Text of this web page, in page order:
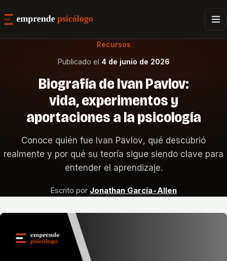
Recursos
Publicado el 4 de junio de 2026
Biografía de Ivan Pavlov:
vida, experimentos y
aportaciones a la psicología
Conoce quién fue Ivan Pavlov, qué descubrió
realmente y por qué su teoría sigue siendo clave para
entender el aprendizaje.
Escrito por Jonathan García-Allen